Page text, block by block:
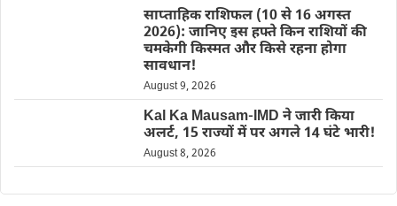
साप्ताहिक राशिफल (10 से 16 अगस्त
2026): जानिए इस हफ्ते किन राशियों की
चमकेगी किस्मत और किसे रहना होगा
सावधान!
August 9, 2026
Kal Ka Mausam-IMD ने जारी किया
अलर्ट, 15 राज्यों में पर अगले 14 घंटे भारी!
August 8, 2026